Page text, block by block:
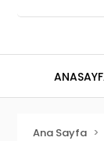
Ana Sayfa